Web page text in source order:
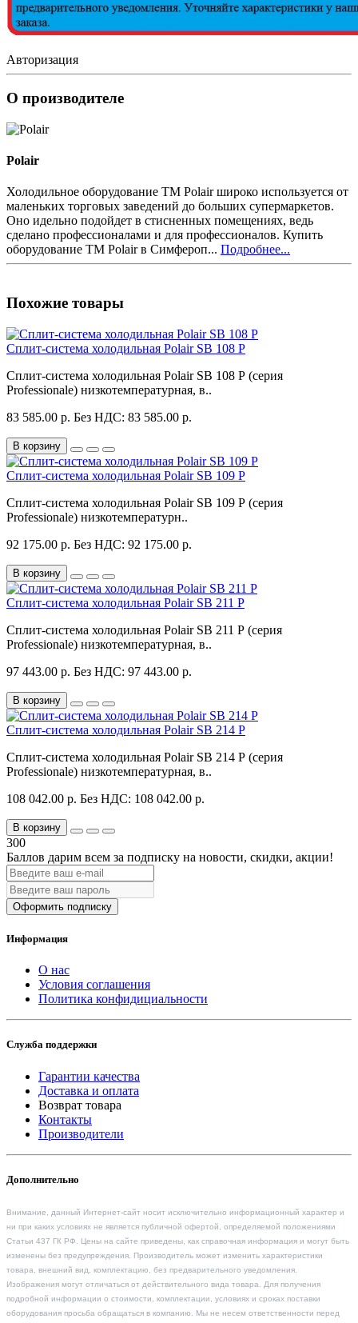
Авторизация
О производителе
Polair
Холодильное оборудование ТМ Polair широко используется от
маленьких торговых заведений до больших супермаркетов.
Оно идельно подойдет в стисненных помещениях, ведь
сделано профессионалами и для профессионалов. Купить
оборудование ТМ Polair в Симфероп... Подробнее...
Похожие товары
Сплит-система холодильная Polair SB 108 P
Сплит-система холодильная Polair SB 108 P (серия
Professionale) низкотемпературная, в..
83 585.00 р. Без НДС: 83 585.00 р.
В корзину
Сплит-система холодильная Polair SB 109 P
Сплит-система холодильная Polair SB 109 P (серия
Professionale) низкотемпературн..
92 175.00 р. Без НДС: 92 175.00 р.
В корзину
Сплит-система холодильная Polair SB 211 P
Сплит-система холодильная Polair SB 211 P (серия
Professionale) низкотемпературная, в..
97 443.00 р. Без НДС: 97 443.00 р.
В корзину
Сплит-система холодильная Polair SB 214 P
Сплит-система холодильная Polair SB 214 P (серия
Professionale) низкотемпературная, в..
108 042.00 р. Без НДС: 108 042.00 р.
В корзину
300
Баллов дарим всем за подписку на новости, скидки, акции!
Оформить подписку
Информация
О нас
Условия соглашения
Политика конфидициальности
Служба поддержки
Гарантии качества
Доставка и оплата
Возврат товара
Контакты
Производители
Дополнительно
Внимание, данный Интернет-сайт носит исключительно информационный характер и
ни при каких условиях не является публичной офертой, определяемой положениями
Статьи 437 ГК РФ. Цены на сайте приведены, как справочная информация и могут быть
изменены без предупреждения. Производитель может изменить характеристики
товара, внешний вид, комплектацию, без предварительного уведомления.
Изображения могут отличаться от действительного вида товара. Для получения
подробной информации о стоимости, комплектации, условиях и сроках поставки
оборудования просьба обращаться в компанию. Мы не несем ответственности перед